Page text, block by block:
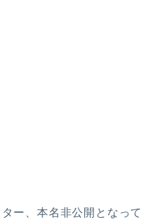
ー、本名非公開となって